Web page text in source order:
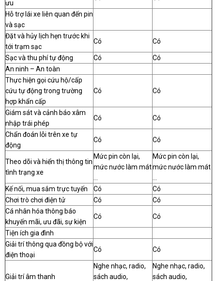
ưu
Hỗ trợ lái xe liên quan đến pin
và sạc
Đặt và hủy lịch hẹn trước khi
tới trạm sạc
Có Có
Sạc và thu phí tự động Có
Có
An ninh – An toàn
Thực hiện gọi cứu hộ/cấp
cứu tự động trong trường
hợp khẩn cấp
Có Có
Giám sát và cảnh báo xâm
nhập trái phép
Có Có
Chẩn đoán lỗi trên xe tự
động
Có Có
Theo dõi và hiển thị thông tin
tình trạng xe
Mức pin còn lại,
mức nước làm mát
Mức pin còn lại,
mức nước làm mát
Kế nối, mua sắm trực tuyến
Có
Có
Chơi trò chơi điện tử
Có
Có
Cá nhân hóa thông báo
khuyến mãi, ưu đãi, sự kiện
Có Có
Tiện ích gia đình
Giải trí thông qua đồng bộ với
điện thoại
Có Có
Giải trí âm thanh
Nghe nhạc, radio,
sách audio,
Nghe nhạc, radio,
sách audio,